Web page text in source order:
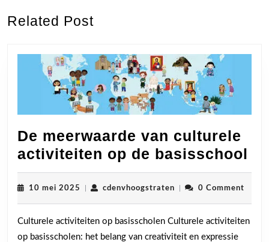
post:
Related Post
De meerwaarde van culturele
activiteiten op de basisschool
10 mei 2025 10
cdenvhoogstratencdenvhoogstraten
0 Comment
Culturele activiteiten op basisscholen Culturele activiteiten
op basisscholen: het belang van creativiteit en expressie